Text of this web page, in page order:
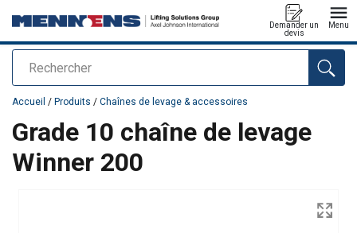
Rechercher
Demander un
devis
Menu
Ajouté au panier
Accueil / Produits / Chaînes de levage & accessoires
Grade 10 chaîne de levage
Winner 200